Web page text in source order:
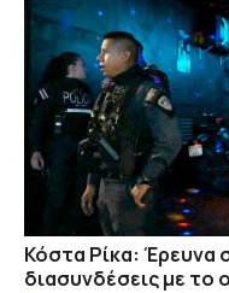
Κόστα Ρίκα: Έρευνα
διασυνδέσεις με το